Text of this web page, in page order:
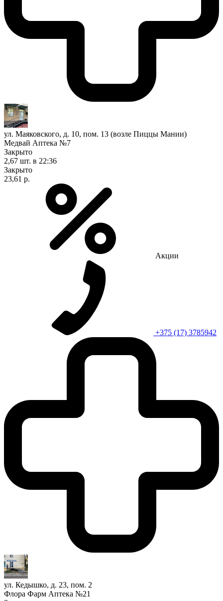
ул. Маяковского, д. 10, пом. 13 (возле Пиццы Мании)
Медвай Аптека №7
Закрыто
2,67 шт. в 22:36
Закрыто
23,61 р.
Акции
+375 (17) 3785942
ул. Кедышко, д. 23, пом. 2
Флора Фарм Аптека №21